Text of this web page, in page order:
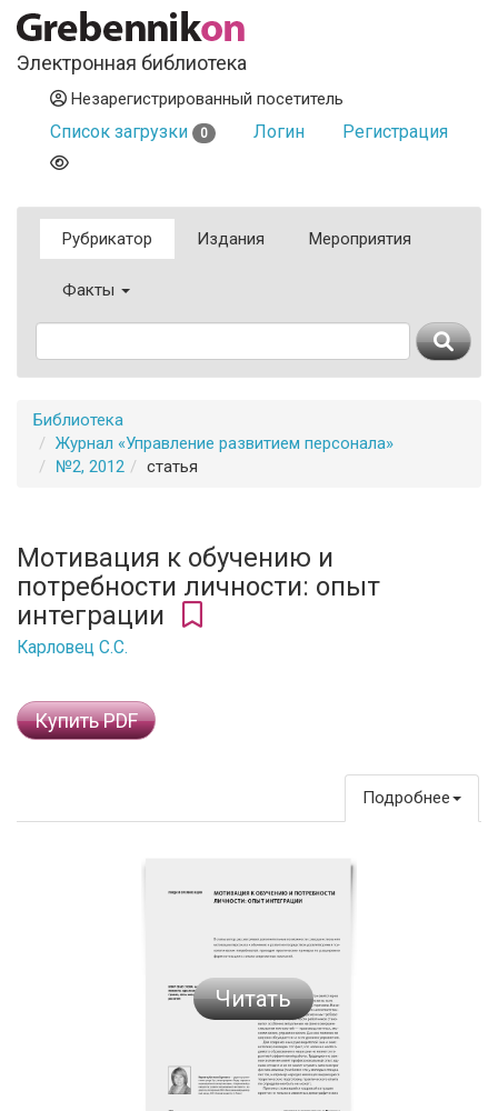
Электронная библиотека
Незарегистрированный посетитель
Список загрузки 0 Логин Регистрация
Рубрикатор Издания Мероприятия
Факты
Библиотека
Журнал «Управление развитием персонала»
№2, 2012
статья
Мотивация к обучению и
потребности личности: опыт
интеграции
Карловец С.С.
Купить PDF
Подробнее
Читать